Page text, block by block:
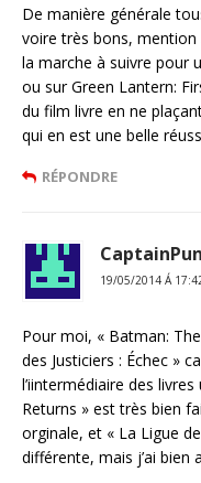
De manière générale
voire très bons, mention
la marche à suivre pour
ou sur Green Lantern:
du film livre en ne
qui en est une belle
RÉPONDRE
19/05/2014 Á
Pour moi, « Batman:
des Justiciers : Échec »
l’iintermédiaire des
Returns » est très bien
orginale, et « La Ligue
différente, mais j’ai bien